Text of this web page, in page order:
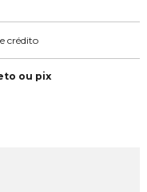
crédito
ou pix